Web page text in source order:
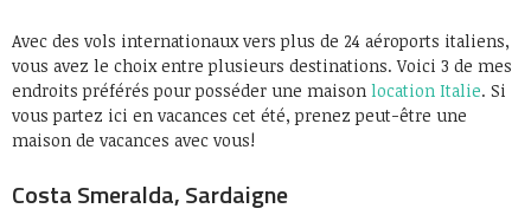
Avec des vols internationaux vers plus de 24 aéroports italiens,
vous avez le choix entre plusieurs destinations. Voici 3 de mes
endroits préférés pour posséder une maison location Italie. Si
vous partez ici en vacances cet été, prenez peut-être une
maison de vacances avec vous!
Costa Smeralda, Sardaigne